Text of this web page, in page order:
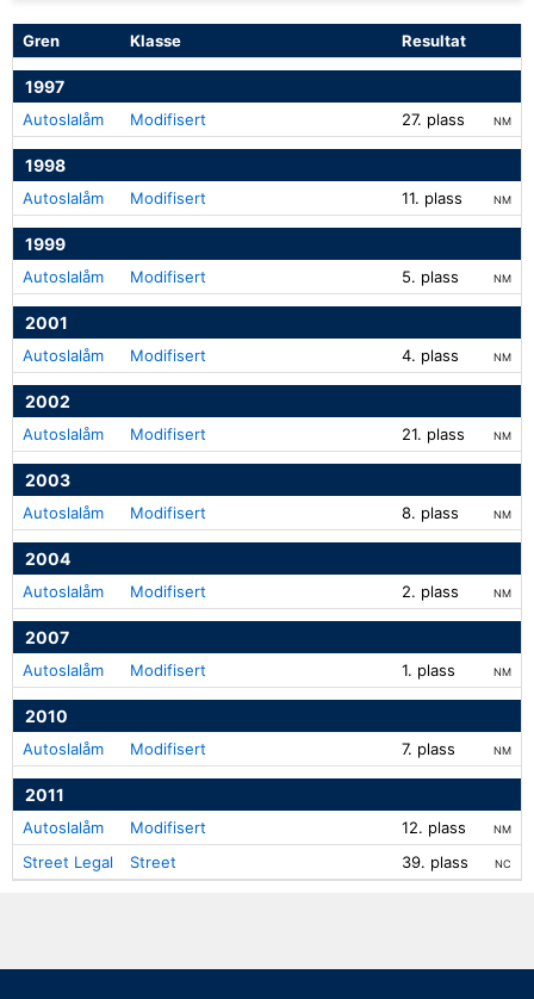
Gren Klasse Resultat
1997
Autoslalåm Modifisert 27. plass NM
1998
Autoslalåm Modifisert 11. plass NM
1999
Autoslalåm Modifisert 5. plass NM
2001
Autoslalåm Modifisert 4. plass NM
2002
Autoslalåm Modifisert 21. plass NM
2003
Autoslalåm Modifisert 8. plass NM
2004
Autoslalåm Modifisert 2. plass NM
2007
Autoslalåm Modifisert 1. plass NM
2010
Autoslalåm Modifisert 7. plass NM
2011
Autoslalåm Modifisert 12. plass NM
Street Legal Street 39. plass NC